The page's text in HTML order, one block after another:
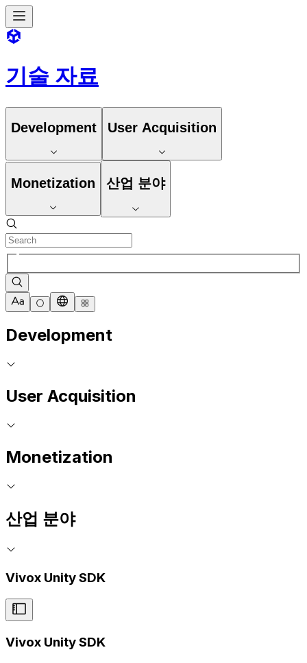
기술 자료
Development User Acquisition
Monetization 산업 분야
Development
User Acquisition
Monetization
산업 분야
Vivox Unity SDK
Vivox Unity SDK